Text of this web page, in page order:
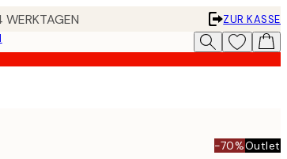
WERKTAGEN
ZUR KASSE
-70%Outlet